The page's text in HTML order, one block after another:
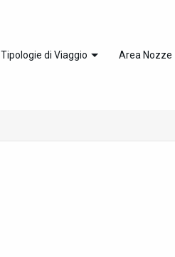
Tipologie di Viaggio Area Nozze